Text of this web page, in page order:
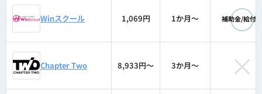
Winスクール 1,069円 1か月〜 ◯
補助金/給付金
Chapter Two 8,933円〜 3か月〜 ×